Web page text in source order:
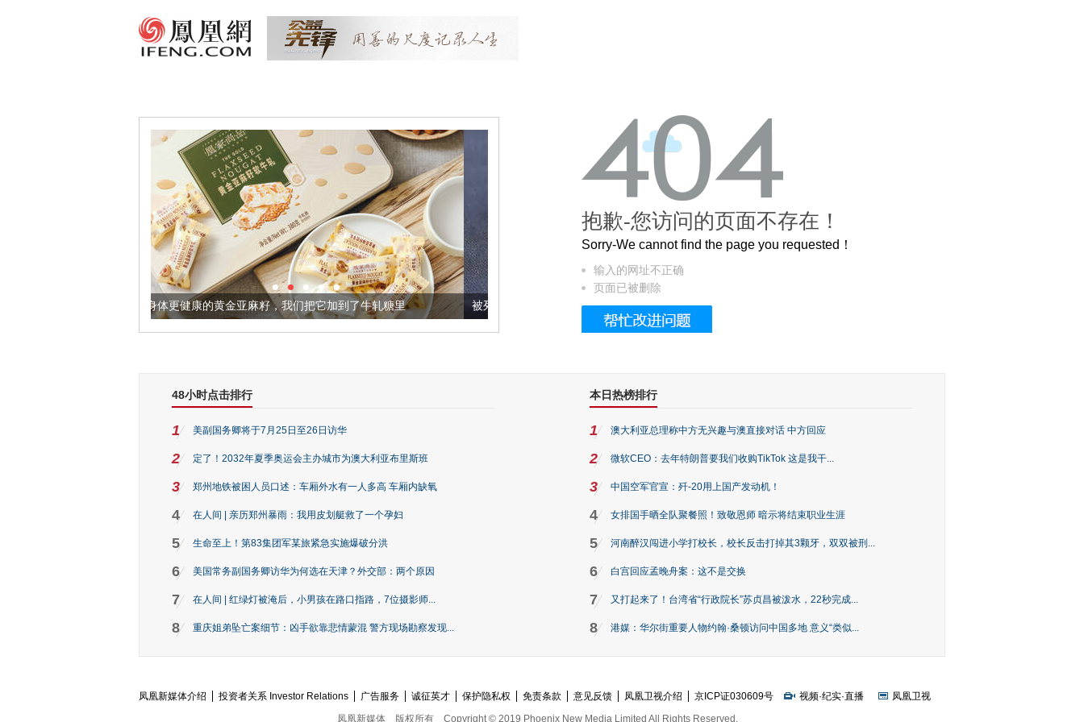
让身体更健康的黄金亚麻籽，我们把它加到了牛轧糖里 被列入佛家七宝的它到底有多美？
抱歉-您访问的页面不存在！
Sorry-We cannot find the page you requested！
输入的网址不正确
页面已被删除
48小时点击排行
1 美副国务卿将于7月25日至26日访华
2 定了！2032年夏季奥运会主办城市为澳大利亚布里斯班
3 郑州地铁被困人员口述：车厢外水有一人多高 车厢内缺氧
4 在人间 | 亲历郑州暴雨：我用皮划艇救了一个孕妇
5 生命至上！第83集团军某旅紧急实施爆破分洪
6 美国常务副国务卿访华为何选在天津？外交部：两个原因
7 在人间 | 红绿灯被淹后，小男孩在路口指路，7位摄影师...
8 重庆姐弟坠亡案细节：凶手欲靠悲情蒙混 警方现场勘察发现...
本日热榜排行
1 澳大利亚总理称中方无兴趣与澳直接对话 中方回应
2 微软CEO：去年特朗普要我们收购TikTok 这是我干...
3 中国空军官宣：歼-20用上国产发动机！
4 女排国手晒全队聚餐照！致敬恩师 暗示将结束职业生涯
5 河南醉汉闯进小学打校长，校长反击打掉其3颗牙，双双被刑...
6 白宫回应孟晚舟案：这不是交换
7 又打起来了！台湾省“行政院长”苏贞昌被泼水，22秒完成...
8 港媒：华尔街重要人物约翰·桑顿访问中国多地 意义“类似...
凤凰新媒体介绍 投资者关系 Investor Relations 广告服务 诚征英才 保护隐私权 免责条款 意见反馈 凤凰卫视介绍 京ICP证030609号 视频·纪实·直播
凤凰卫视
凤凰新媒体
版权所有 Copyright © 2019 Phoenix New Media Limited All Rights Reserved.